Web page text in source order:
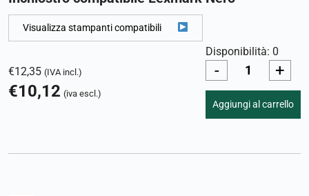
Visualizza stampanti compatibili
€12,35 (IVA incl.)
€10,12 (iva escl.)
Disponibilità: 0
- +
Aggiungi al carrello